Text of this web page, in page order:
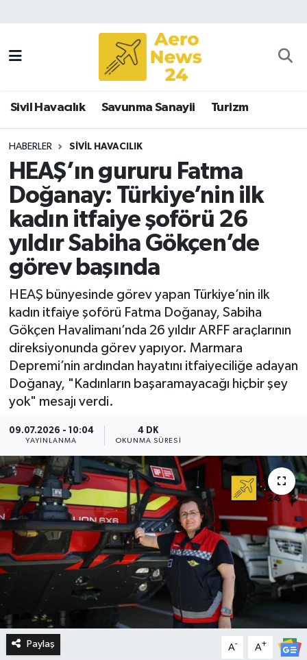
Sivil Havacılık Savunma Sanayii Turizm
HABERLER SIVIL HAVACILIK
HEAŞ’ın gururu Fatma
Doğanay: Türkiye’nin ilk
kadın itfaiye şoförü 26
yıldır Sabiha Gökçen’de
görev başında
HEAŞ bünyesinde görev yapan Türkiye’nin ilk
kadın itfaiye şoförü Fatma Doğanay, Sabiha
Gökçen Havalimanı’nda 26 yıldır ARFF araçlarının
direksiyonunda görev yapıyor. Marmara
Depremi’nin ardından hayatını itfaiyeciliğe adayan
Doğanay, "Kadınların başaramayacağı hiçbir şey
yok" mesajı verdi.
09.07.2026 - 10:04
YAYINLANMA
4 DK
OKUNMA SÜRESI
Paylaş A- A+